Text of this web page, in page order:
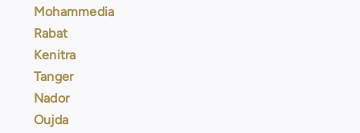
Mohammedia
Rabat
Kenitra
Tanger
Nador
Oujda